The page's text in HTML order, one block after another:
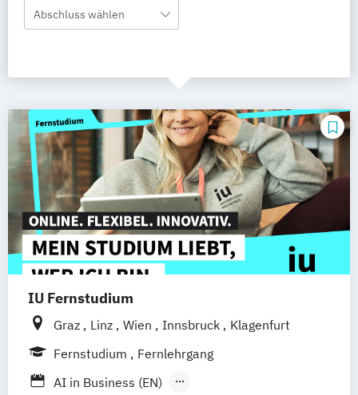
Abschluss wählen
IU Fernstudium
Graz Linz Wien Innsbruck
Klagenfurt
Fernstudium
Fernlehrgang
AI in Business (EN)